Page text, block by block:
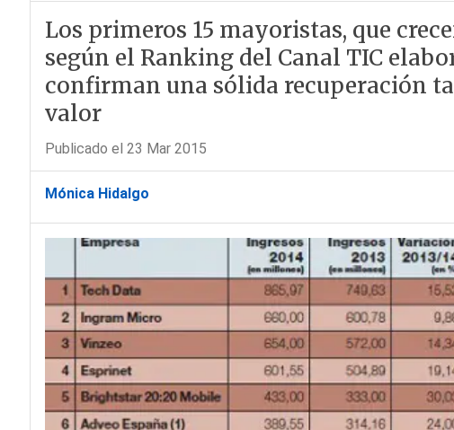
Los primeros 15 mayoristas, que
según el Ranking del Canal TIC
confirman una sólida recuperación
valor
Publicado el 23 Mar 2015
Mónica Hidalgo